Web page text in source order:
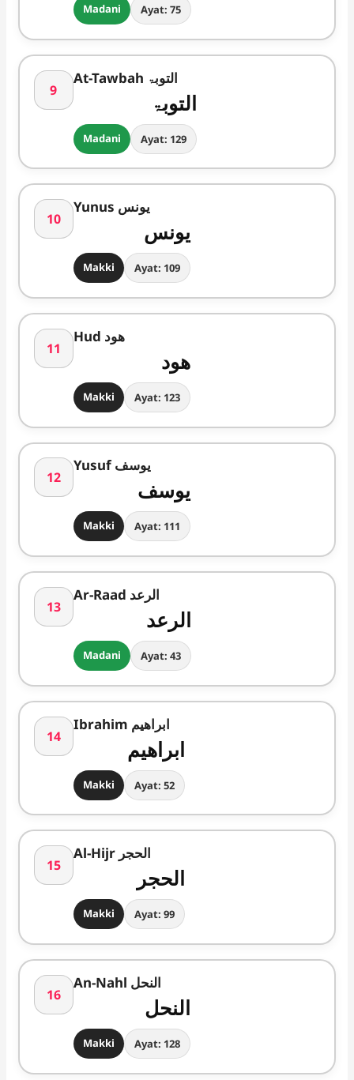
Madani Ayat: 75
9
At-Tawbah التوبۃ
التوبۃ
Madani Ayat: 129
10
Yunus یونس
یونس
Makki Ayat: 109
11
Hud ھود
ھود
Makki Ayat: 123
12
Yusuf یوسف
یوسف
Makki Ayat: 111
13
Ar-Raad الرعد
الرعد
Madani Ayat: 43
14
Ibrahim ابراھیم
ابراھیم
Makki Ayat: 52
15
Al-Hijr الحجر
الحجر
Makki Ayat: 99
16
An-Nahl النحل
النحل
Makki Ayat: 128